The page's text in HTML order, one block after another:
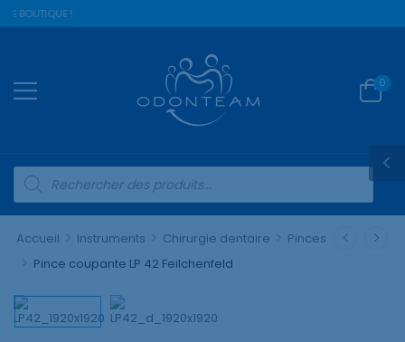
BOUTIQUE !
0
Accueil > Instruments > Chirurgie dentaire > Pinces
> Pince coupante LP 42 Feilchenfeld